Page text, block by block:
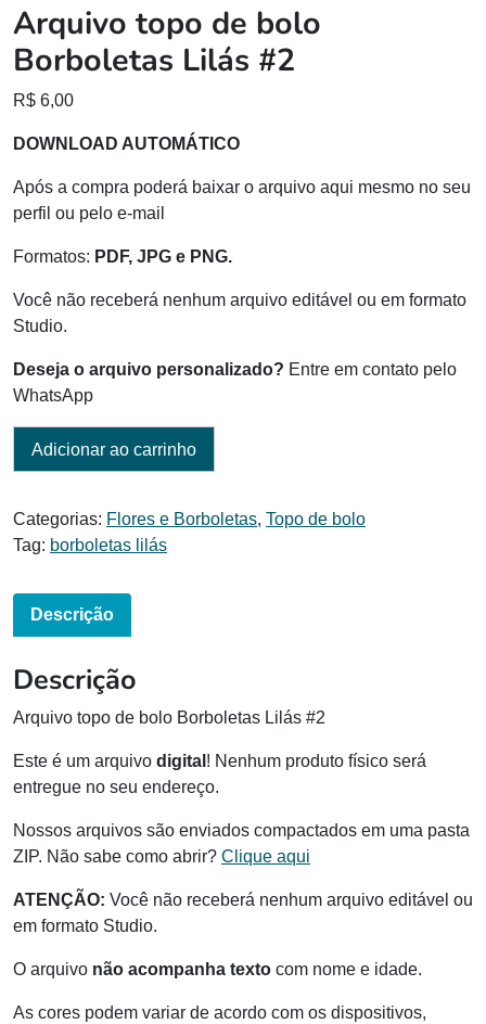
Arquivo topo de bolo
Borboletas Lilás #2
R$ 6,00
DOWNLOAD AUTOMÁTICO
Após a compra poderá baixar o arquivo aqui mesmo no seu
perfil ou pelo e-mail
Formatos: PDF, JPG e PNG.
Você não receberá nenhum arquivo editável ou em formato
Studio.
Deseja o arquivo personalizado? Entre em contato pelo
WhatsApp
Adicionar ao carrinho
Categorias: Flores e Borboletas, Topo de bolo
Tag: borboletas lilás
Descrição
Descrição
Arquivo topo de bolo Borboletas Lilás #2
Este é um arquivo digital ! Nenhum produto físico será
entregue no seu endereço.
Nossos arquivos são enviados compactados em uma pasta
ZIP. Não sabe como abrir? Clique aqui
ATENÇÃO: Você não receberá nenhum arquivo editável ou
em formato Studio.
O arquivo não acompanha texto com nome e idade.
As cores podem variar de acordo com os dispositivos,